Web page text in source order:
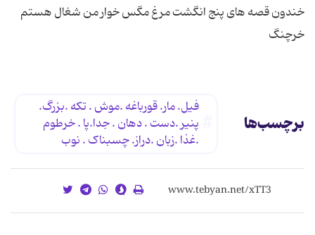
خندون قصه های پنج انگشت مرغ مگس خوار من شغال هستم
خرچنگ
برچسب‌ها
فیل. مار. قورباغه .موش . تکه .بزرگ.
پنیر .دست . دهان . جدا.پا . خرطوم
.غذا .زبان .دراز. چسبناک . نوب